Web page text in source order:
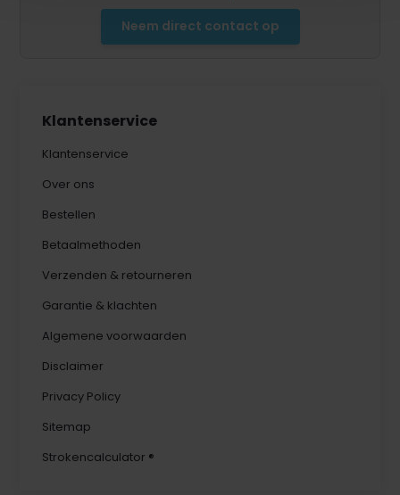
Klantenservice
Klantenservice
Over ons
Bestellen
Betaalmethoden
Verzenden & retourneren
Garantie & klachten
Algemene voorwaarden
Disclaimer
Privacy Policy
Sitemap
Strokencalculator ®
Neem direct contact op